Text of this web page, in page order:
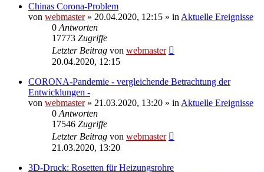
Chinas Corona-Problem
von webmaster» 20.04.2020, 12:15 » in Aktuelle Ereignisse
0 Antworten
17773 Zugriffe
Letzter Beitrag von webmaster
20.04.2020, 12:15
CORONA-Pandemie - vergleichende Betrachtung der
Entwicklungen -
von webmaster» 21.03.2020, 13:20 » in Aktuelle Ereignisse
0 Antworten
17546 Zugriffe
Letzter Beitrag von webmaster
21.03.2020, 13:20
3D-Druck: Rosetten für Heizungsrohre